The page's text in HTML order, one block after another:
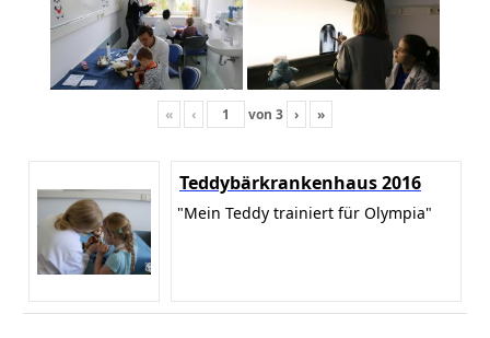
« ‹ von 3 › »
Teddybärkrankenhaus 2016
"Mein Teddy trainiert für Olympia"